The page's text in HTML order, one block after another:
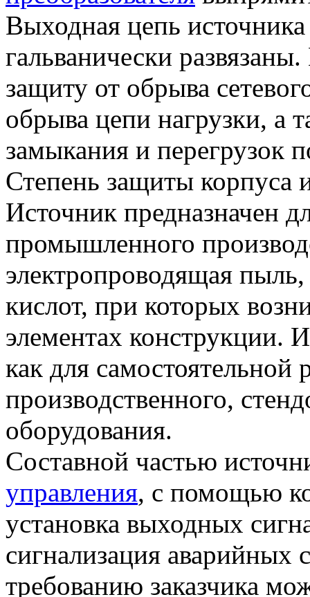
Выходная цепь источника
гальванически
защиту от обрыва
обрыва цепи нагрузки, а
замыкания и перегрузок
Степень защиты корпуса
Источник предназначен
промышленного
электропроводящая
кислот, при которых
элементах конструкции.
как для самостоятельной
производственного,
оборудования.
Составной частью
управления, с помощью
установка выходных
сигнализация аварийных
требованию заказчика